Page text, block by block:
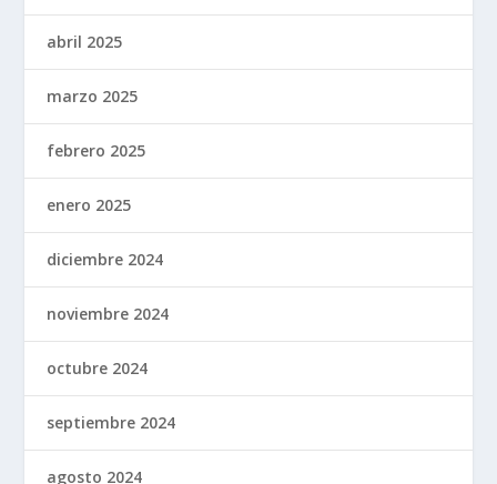
abril 2025
marzo 2025
febrero 2025
enero 2025
diciembre 2024
noviembre 2024
octubre 2024
septiembre 2024
agosto 2024